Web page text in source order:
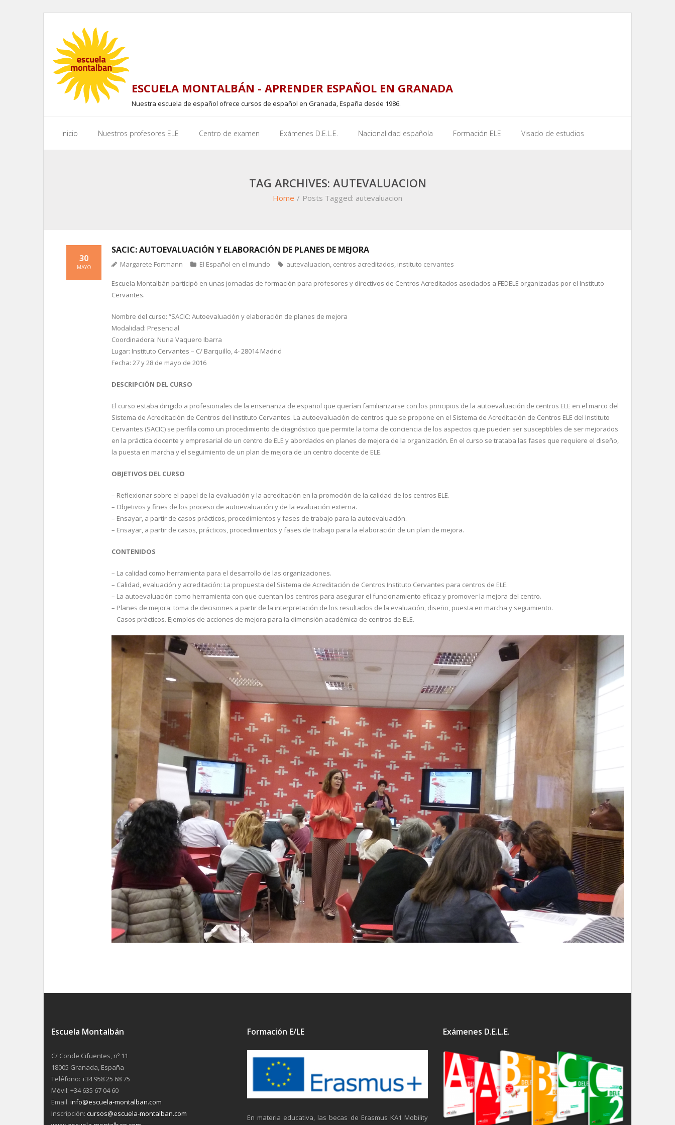
content
ESCUELA MONTALBÁN - APRENDER ESPAÑOL EN GRANADA
Nuestra escuela de español ofrece cursos de español en Granada, España desde 1986.
Inicio Nuestros profesores ELE Centro de examen Exámenes D.E.L.E. Nacionalidad española Formación ELE Visado de estudios
TAG ARCHIVES: AUTEVALUACION
Home / Posts Tagged: autevaluacion
SACIC: AUTOEVALUACIÓN Y ELABORACIÓN DE PLANES DE MEJORA
30
MAYO Margarete Fortmann El Español en el mundo autevaluacion, centros acreditados, instituto cervantes
Escuela Montalbán participó en unas jornadas de formación para profesores y directivos de Centros Acreditados asociados a FEDELE organizadas por el Instituto
Cervantes.
Nombre del curso: “SACIC: Autoevaluación y elaboración de planes de mejora
Modalidad: Presencial
Coordinadora: Nuria Vaquero Ibarra
Lugar: Instituto Cervantes – C/ Barquillo, 4- 28014 Madrid
Fecha: 27 y 28 de mayo de 2016
DESCRIPCIÓN DEL CURSO
El curso estaba dirigido a profesionales de la enseñanza de español que querían familiarizarse con los principios de la autoevaluación de centros ELE en el marco del
Sistema de Acreditación de Centros del Instituto Cervantes. La autoevaluación de centros que se propone en el Sistema de Acreditación de Centros ELE del Instituto
Cervantes (SACIC) se perfila como un procedimiento de diagnóstico que permite la toma de conciencia de los aspectos que pueden ser susceptibles de ser mejorados
en la práctica docente y empresarial de un centro de ELE y abordados en planes de mejora de la organización. En el curso se trataba las fases que requiere el diseño,
la puesta en marcha y el seguimiento de un plan de mejora de un centro docente de ELE.
OBJETIVOS DEL CURSO
– Reflexionar sobre el papel de la evaluación y la acreditación en la promoción de la calidad de los centros ELE.
– Objetivos y fines de los proceso de autoevaluación y de la evaluación externa.
– Ensayar, a partir de casos prácticos, procedimientos y fases de trabajo para la autoevaluación.
– Ensayar, a partir de casos, prácticos, procedimientos y fases de trabajo para la elaboración de un plan de mejora.
CONTENIDOS
– La calidad como herramienta para el desarrollo de las organizaciones.
– Calidad, evaluación y acreditación: La propuesta del Sistema de Acreditación de Centros Instituto Cervantes para centros de ELE.
– La autoevaluación como herramienta con que cuentan los centros para asegurar el funcionamiento eficaz y promover la mejora del centro.
– Planes de mejora: toma de decisiones a partir de la interpretación de los resultados de la evaluación, diseño, puesta en marcha y seguimiento.
– Casos prácticos. Ejemplos de acciones de mejora para la dimensión académica de centros de ELE.
Escuela Montalbán
C/ Conde Cifuentes, nº 11
18005 Granada, España
Teléfono: +34 958 25 68 75
Móvil: +34 635 67 04 60
Email: info@escuela-montalban.com
Inscripción: cursos@escuela-montalban.com
Formación E/LE
En materia educativa, las becas de Erasmus KA1 Mobility
Exámenes D.E.L.E.